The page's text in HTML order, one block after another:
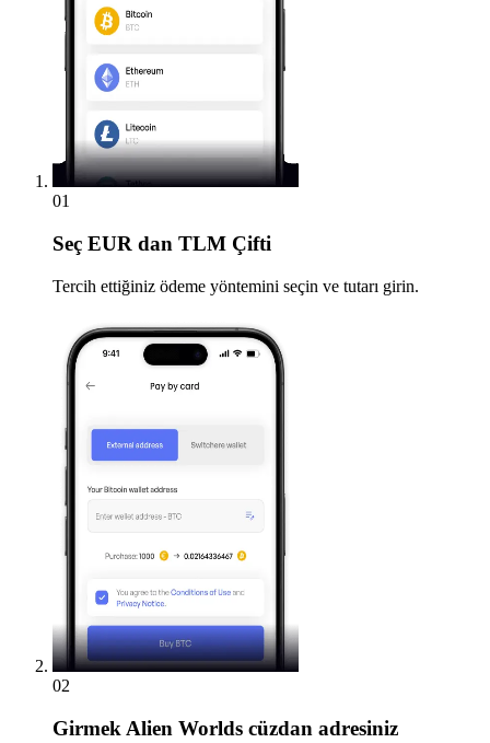
01
Seç EUR dan TLM Çifti
Tercih ettiğiniz ödeme yöntemini seçin ve tutarı girin.
02
Girmek Alien Worlds cüzdan adresiniz